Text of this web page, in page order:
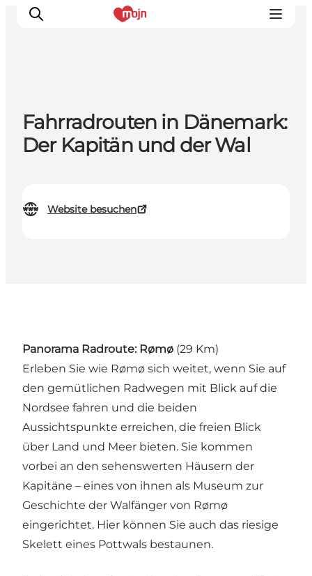
Erlebnisse
Städte und Regionen
Events
Booking
Fahrradrouten in Dänemark:
Der Kapitän und der Wal
Website besuchen
Panorama Radroute: Rømø (29 Km)
Erleben Sie wie Rømø sich weitet, wenn Sie auf
den gemütlichen Radwegen mit Blick auf die
Nordsee fahren und die beiden
Aussichtspunkte erreichen, die freien Blick
über Land und Meer bieten. Sie kommen
vorbei an den sehenswerten Häusern der
Kapitäne – eines von ihnen als Museum zur
Geschichte der Walfänger von Rømø
eingerichtet. Hier können Sie auch das riesige
Skelett eines Pottwals bestaunen.